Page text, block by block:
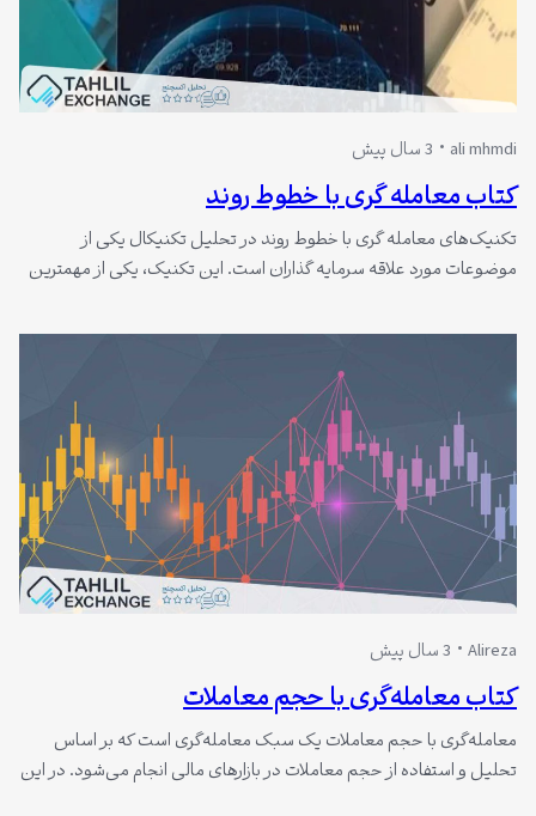
ali mhmdi 3 سال پیش
کتاب معامله گری با خطوط روند
تکنیک‌های معامله گری با خطوط روند در تحلیل تکنیکال یکی از
موضوعات مورد علاقه سرمایه گذاران است. این تکنیک، یکی از مهمترین
روند، می‌توانید معاملات موفقی در بورس داشته باشید. در آموزش تحلیل
Alireza 3 سال پیش
کتاب معامله‌گری با حجم معاملات
معامله‌گری با حجم معاملات یک سبک معامله‌گری است که بر اساس
تحلیل و استفاده از حجم معاملات در بازارهای مالی انجام می‌شود. در این